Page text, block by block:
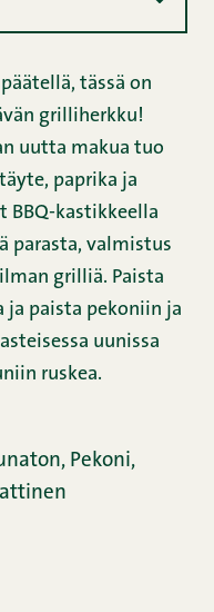
tässä on
grilliherkku!
uutta makua tuo
paprika ja
BBQ-kastikkeella
parasta, valmistus
grilliä. Paista
ja paista pekoniin ja
uunissa
ruskea.
Pekoni,